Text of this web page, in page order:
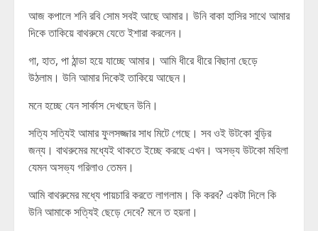
আজ কপালে শনি রবি সোম সবই আছে আমার। উনি বাকা হাসির সাথে আমার
দিকে তাকিয়ে বাথরুমে যেতে ইশারা করলেন।
গা, হাত, পা ঠান্ডা হয়ে যাচ্ছে আমার। আমি ধীরে ধীরে বিছানা ছেড়ে
উঠলাম। উনি আমার দিকেই তাকিয়ে আছেন।
মনে হচ্ছে যেন সার্কাস দেখছেন উনি।
সত্যি সত্যিই আমার ফুলসজ্জার সাধ মিটে গেছে। সব ওই উটকো বুড়ির
জন্য। বাথরুমের মধ্যেই থাকতে ইচ্ছে করছে এখন। অসভ্য উটকো মহিলা
যেমন অসভ্য গরিলাও তেমন।
আমি বাথরুমের মধ্যে পায়চারি করতে লাগলাম। কি করব? একটা দিলে কি
উনি আমাকে সত্যিই ছেড়ে দেবে? মনে ত হয়না।